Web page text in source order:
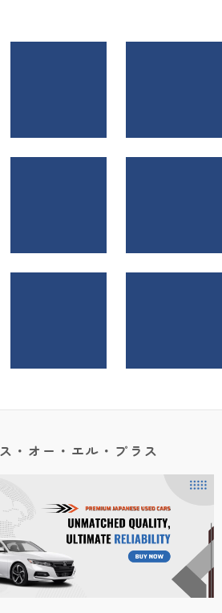
・オー・エル・プラス